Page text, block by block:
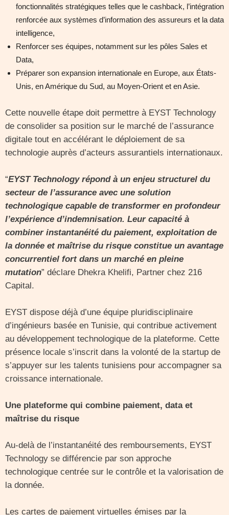
fonctionnalités stratégiques telles que le cashback, l’intégration
renforcée aux systèmes d’information des assureurs et la data
intelligence,
Renforcer ses équipes, notamment sur les pôles Sales et
Data,
Préparer son expansion internationale en Europe, aux États-
Unis, en Amérique du Sud, au Moyen-Orient et en Asie.
Cette nouvelle étape doit permettre à EYST Technology
de consolider sa position sur le marché de l’assurance
digitale tout en accélérant le déploiement de sa
technologie auprès d’acteurs assurantiels internationaux.
“EYST Technology répond à un enjeu structurel du
secteur de l’assurance avec une solution
technologique capable de transformer en profondeur
l’expérience d’indemnisation. Leur capacité à
combiner instantanéité du paiement, exploitation de
la donnée et maîtrise du risque constitue un avantage
concurrentiel fort dans un marché en pleine
mutation” déclare Dhekra Khelifi, Partner chez 216
Capital.
EYST dispose déjà d’une équipe pluridisciplinaire
d’ingénieurs basée en Tunisie, qui contribue activement
au développement technologique de la plateforme. Cette
présence locale s’inscrit dans la volonté de la startup de
s’appuyer sur les talents tunisiens pour accompagner sa
croissance internationale.
Une plateforme qui combine paiement, data et
maîtrise du risque
Au-delà de l’instantanéité des remboursements, EYST
Technology se différencie par son approche
technologique centrée sur le contrôle et la valorisation de
la donnée.
Les cartes de paiement virtuelles émises par la